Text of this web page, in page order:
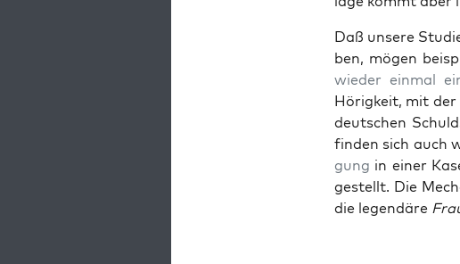
Daß unse­re
ben, mögen
wie­der ein­mal
Hörig­keit, mit der
deut­schen
fin­den sich auch
gung in einer
ge­stellt. Die
die legen­dä­re